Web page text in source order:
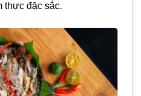
thực đặc sắc.